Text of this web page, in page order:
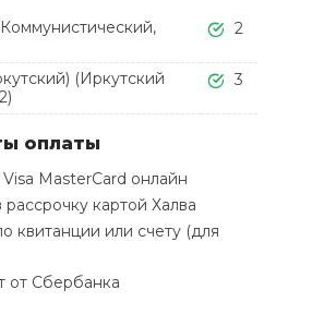
2
(Иркутский
3
оплаты
MasterCard онлайн
рассрочку картой Халва
квитанции или счету (для
от Сбербанка